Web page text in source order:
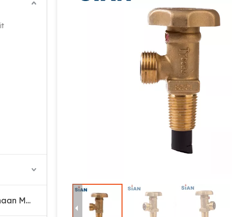
Katup Untuk Penggunaan Medis
870 CGA Valve Untuk Penggunaan Medis